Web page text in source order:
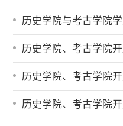
历史学院与考古学院学生党支部观看山东省首
历史学院、考古学院开展“立报国强国大志向，
历史学院、考古学院开展“秋实里的成长
历史学院、考古学院开展“铭史铸魂 考迹笃